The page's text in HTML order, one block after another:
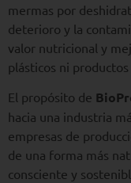
mermas por
deterioro y la
valor nutricional y
plásticos ni
El propósito de
hacia una industria
empresas de
de una forma más
consciente y